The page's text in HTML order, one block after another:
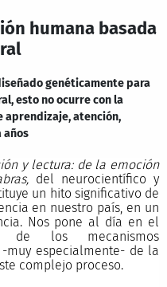
humana basada
genéticamente para
esto no ocurre con la
aprendizaje, atención,
años
y lectura: de la emoción
del neurocientífico y
un hito significativo de
en nuestro país, en un
Nos pone al día en el
de los mecanismos
muy especialmente- de la
complejo proceso.